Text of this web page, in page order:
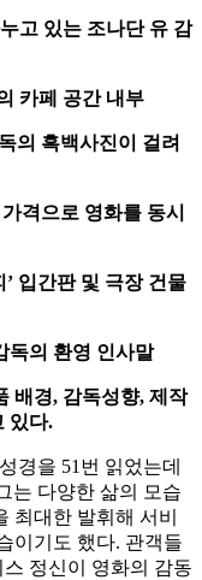
고 있는 조나단 유 감
카페 공간 내부
의 흑백사진이 걸려
격으로 영화를 동시
입간판 및 극장 건물
독의 환영 인사말
배경, 감독성향, 제작
있다.
경을 51번 읽었는데
는 다양한 삶의 모습
최대한 발휘해 서비
이기도 했다. 관객들
정신이 영화의 감동